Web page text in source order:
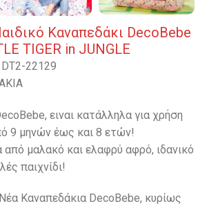
Καναπεδάκι DecoBebe
TIGER in JUNGLE
DT2-22129
ειναι κατάλληλα για χρήση
9 μηνών έως και 8 ετών!
από μαλακό και ελαφρύ αφρό, ιδανικό
παιχνίδι!
Καναπεδάκια DecoBebe, κυρίως